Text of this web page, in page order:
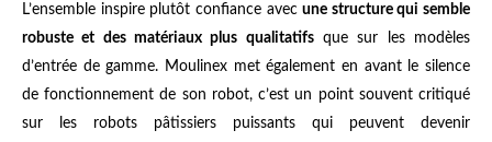
L’ensemble inspire plutôt confiance avecune structure qui semble
robuste et des matériaux plus qualitatifsque sur les modèles
d’entrée de gamme. Moulinex met également en avant le silence
de fonctionnement de son robot, c’est un point souvent critiqué
sur les robots pâtissiers puissants qui peuvent devenir